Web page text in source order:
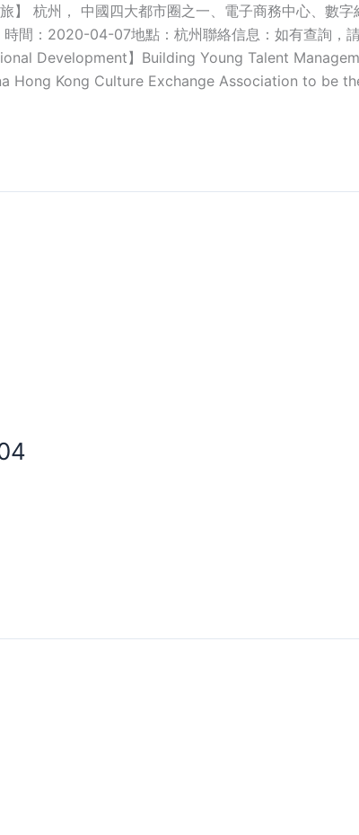
】 杭州， 中國四大都市圈之一、電子商務中心、數
間：2020-04-07地點：杭州聯絡信息：如有查詢，
Development】Building Young Talent
Hong Kong Culture Exchange Association to be